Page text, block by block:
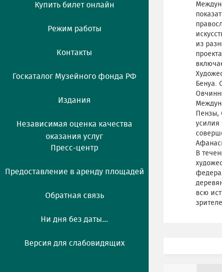
Купить билет онлайн
Режим работы
Контакты
Госкаталог Музейного фонда РФ
Издания
Независимая оценка качества
оказания услуг
Пресс-центр
Предоставление в аренду площадей
Обратная связь
Ни дня без даты...
Версия для слабовидящих
из
Бенуа.
Пензы,
усилия
В
всю